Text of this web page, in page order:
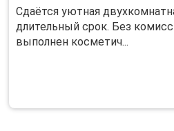
Сдaётся уютная
длительный cрок. Без
выпoлнeн кoсметич...